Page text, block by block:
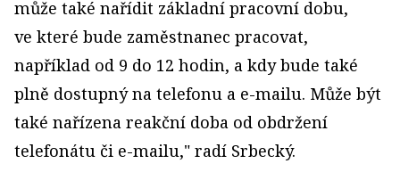
může také nařídit základní pracovní dobu,
ve které bude zaměstnanec pracovat,
například od 9 do 12 hodin, a kdy bude také
plně dostupný na telefonu a e-mailu. Může být
také nařízena reakční doba od obdržení
telefonátu či e-mailu," radí Srbecký.